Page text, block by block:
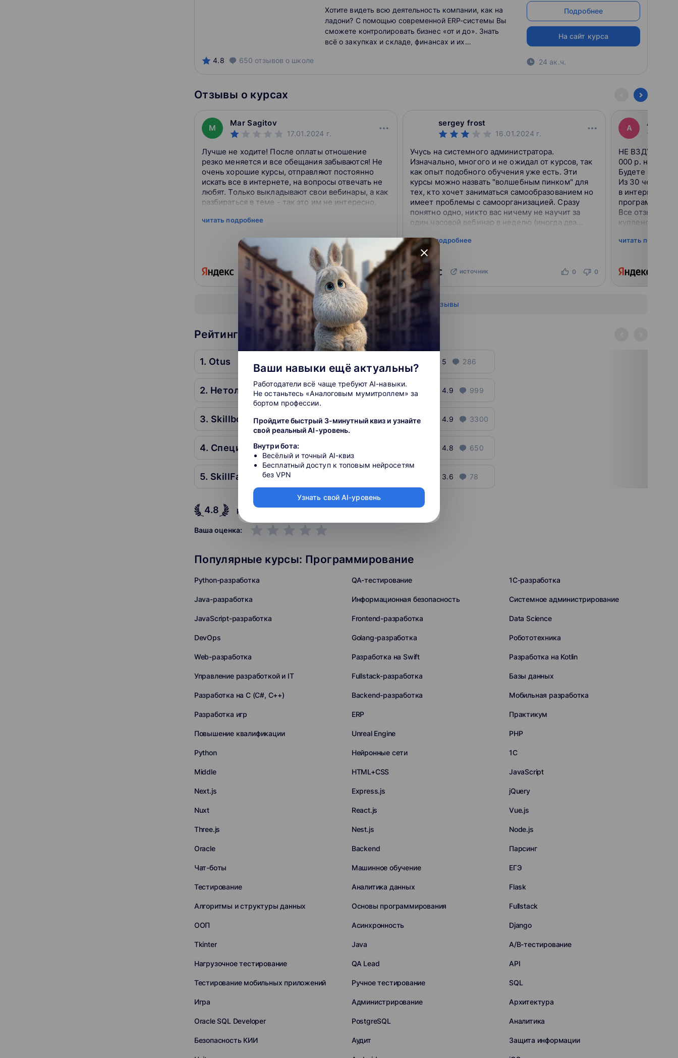
4.8 650 отзывов о школе
Хотите видеть всю деятельность компании, как на
ладони? С помощью современной ERP-системы Вы
сможете контролировать бизнес «от и до». Знать
всё о закупках и складе, финансах и их
Подробнее
На сайт курса
24 ак.ч.
Отзывы о курсах
M
Mar Sagitov
17.01.2024 г.
Лучше не ходите! После оплаты отношение
резко меняется и все обещания забываются! Не
очень хорошие курсы, отправляют постоянно
искать все в интернете, на вопросы отвечать не
любят. Только выкладывают свои вебинары, а как
разбираться в теме - так это им не интересно.
читать подробнее
источник 0
sergey frost
16.01.2024 г.
Учусь на системного администратора.
Изначально, многого и не ожидал от курсов, так
как опыт подобного обучения уже есть. Эти
курсы можно назвать "волшебным пинком" для
тех, кто хочет заниматься самообразованием но
имеет проблемы с самоорганизацией. Сразу
понятно одно, никто вас ничему не научит за
один часовой вебинар в неделю (иногда два
пробегается п...
читать подробнее
источник 0 0
А
Андрей
НЕ ВЗДУМАЙТЕ!
000 р. не
Будете сильно
Из 30 человек
в интернете
программы, не
Все отзывы,
куплено у
читать
Показать все отзывы
Рейтинг школ: Программирование
1. Otus 5 286
2. Нетология 4.9 999
3. Skillbox 4.9 3300
4. Специалист 4.8 650
5. SkillFactory 3.6 78
4.8 рейтинг подборки
Ваша оценка: grade grade grade grade grade
Популярные курсы: Программирование
Python-разработка QA-тестирование 1C-разработка
Java-разработка Информационная безопасность Системное администрирование
JavaScript-разработка Frontend-разработка Data Science
DevOps Golang-разработка Робототехника
Web-разработка Разработка на Swift Разработка на Kotlin
Управление разработкой и IT Fullstack-разработка Базы данных
Разработка на C (C#, C++) Backend-разработка Мобильная разработка
Разработка игр ERP Практикум
Повышение квалификации Unreal Engine PHP
Python Нейронные сети 1С
Middle HTML+CSS JavaScript
Next.js Express.js jQuery
Nuxt React.js Vue.js
Three.js Nest.js Node.js
Oracle Backend Парсинг
Чат-боты Машинное обучение ЕГЭ
Тестирование Аналитика данных Flask
Алгоритмы и структуры данных Основы программирования Fullstack
ООП Асинхронность Django
Tkinter Java A/B-тестирование
Нагрузочное тестирование QA Lead API
Тестирование мобильных приложений Ручное тестирование SQL
Игра Администрирование Архитектура
Oracle SQL Developer PostgreSQL Аналитика
Безопасность КИИ Аудит Защита информации
close
Ваши навыки ещё актуальны?
Работодатели всё чаще требуют AI-навыки.
Не останьтесь «Аналоговым мумитроллем» за
бортом профессии.
Пройдите быстрый 3-минутный квиз и узнайте
свой реальный AI-уровень.
Внутри бота:
Весёлый и точный AI-квиз
Бесплатный доступ к топовым нейросетям
без VPN
Узнать свой AI-уровень